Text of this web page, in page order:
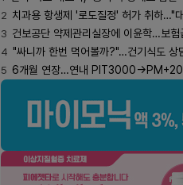
2 치과용 항생제 '로도질정' 허가 취하…"대체
3 건보공단 약제관리실장에 이윤학…보험급여
4 "싸니까 한번 먹어볼까?"…건기식도 상담이
5 6개월 연장…연내 PIT3000→PM+20 전환